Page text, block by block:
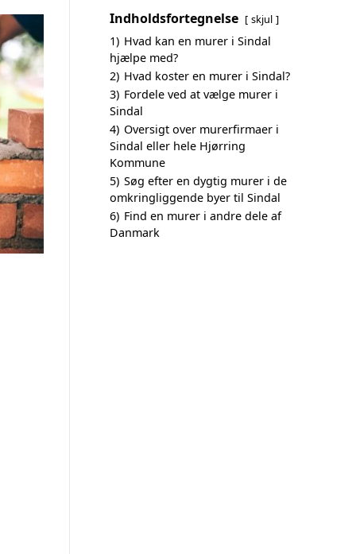
Indholdsfortegnelse skjul
1) Hvad kan en murer i Sindal
hjælpe med?
2) Hvad koster en murer i Sindal?
3) Fordele ved at vælge murer i
Sindal
4) Oversigt over murerfirmaer i
Sindal eller hele Hjørring
Kommune
5) Søg efter en dygtig murer i de
omkringliggende byer til Sindal
6) Find en murer i andre dele af
Danmark